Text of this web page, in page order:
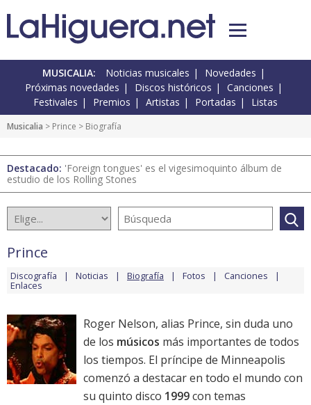
MUSICALIA: Noticias musicales
Novedades
Próximas novedades
Discos históricos
Canciones
Festivales
Premios Artistas Portadas Listas
Musicalia > Prince > Biografía
Destacado: 'Foreign tongues' es el vigesimoquinto álbum de
estudio de los Rolling Stones
Prince
Discografía Noticias Biografía Fotos Canciones
Enlaces
Roger Nelson, alias Prince, sin duda uno
de los músicos más importantes de todos
los tiempos. El príncipe de Minneapolis
comenzó a destacar en todo el mundo con
su quinto disco 1999con temas